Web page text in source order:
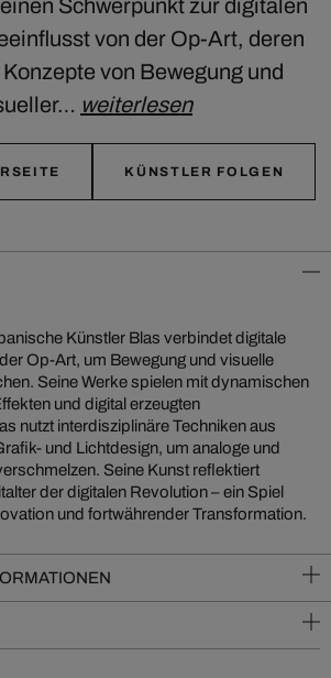
Schwerpunkt zur digitalen
von der Op-Art, deren
von Bewegung und
weiterlesen
KÜNSTLER FOLGEN
Künstler Blas verbindet digitale
Op-Art, um Bewegung und visuelle
Seine Werke spielen mit dynamischen
und digital erzeugten
nutzt interdisziplinäre Techniken aus
und Lichtdesign, um analoge und
Seine Kunst reflektiert
der digitalen Revolution – ein Spiel
und fortwährender Transformation.